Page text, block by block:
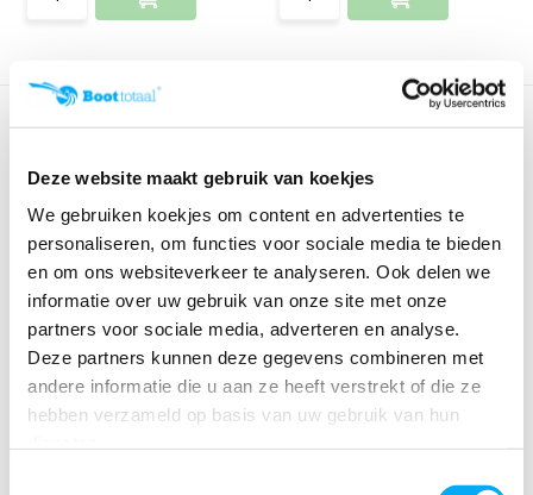
Deze website maakt gebruik van koekjes
We gebruiken koekjes om content en advertenties te
personaliseren, om functies voor sociale media te bieden
en om ons websiteverkeer te analyseren. Ook delen we
informatie over uw gebruik van onze site met onze
partners voor sociale media, adverteren en analyse.
Deze partners kunnen deze gegevens combineren met
andere informatie die u aan ze heeft verstrekt of die ze
hebben verzameld op basis van uw gebruik van hun
Hella NAVILED-TRIO LED-
Navigatie lamp & ...
Klik voor voorraad info
€ 525,87
Hella Serie 2984 3-
kleurenlantaarn & ank...
Klik voor voorraad info
€ 248,05